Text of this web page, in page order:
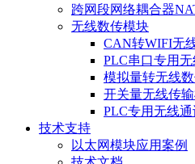
跨网段网络耦合器
无线数传模块
CAN转WIFI无
PLC串口专用
模拟量转无线
开关量无线传
PLC专用无线
技术支持
以太网模块应用案例